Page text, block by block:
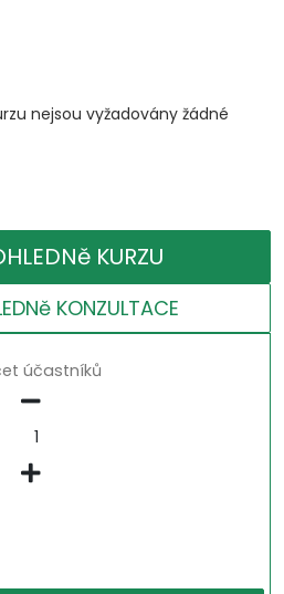
nejsou vyžadovány žádné
KURZU
KONZULTACE
účastníků